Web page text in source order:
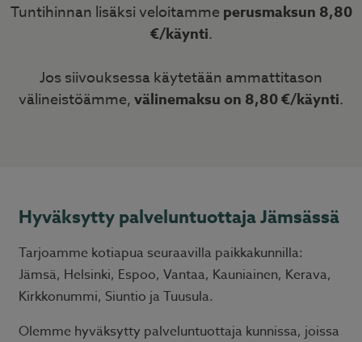
Tuntihinnan lisäksi veloitamme perusmaksun 8,80
€/käynti.
Jos siivouksessa käytetään ammattitason
välineistöämme,välinemaksu on 8,80 €/käynti.
Hyväksytty palveluntuottaja Jämsässä
Tarjoamme kotiapua seuraavilla paikkakunnilla:
Jämsä, Helsinki, Espoo, Vantaa, Kauniainen, Kerava,
Kirkkonummi, Siuntio ja Tuusula.
Olemme hyväksytty palveluntuottaja kunnissa, joissa